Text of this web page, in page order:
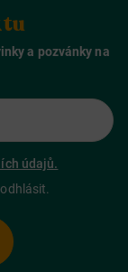
a pozvánky na
údajů.